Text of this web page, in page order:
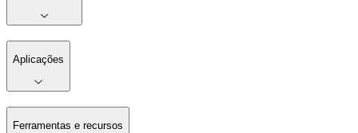
Aplicações
Ferramentas e recursos